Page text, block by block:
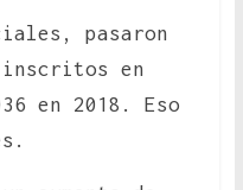
pasaron
inscritos en
en 2018. Eso